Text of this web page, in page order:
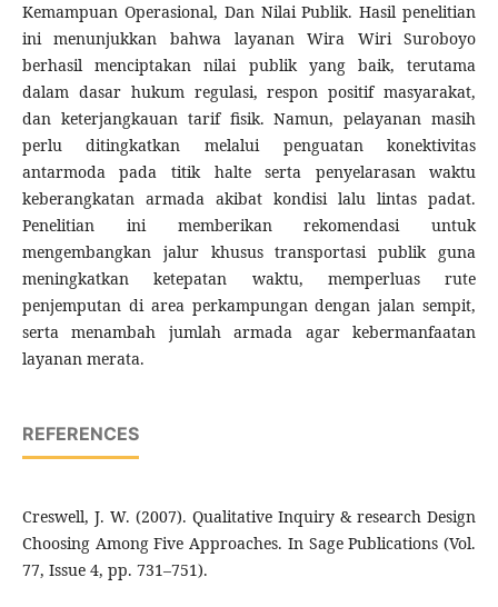
Kemampuan Operasional, Dan Nilai Publik. Hasil penelitian
ini menunjukkan bahwa layanan Wira Wiri Suroboyo
berhasil menciptakan nilai publik yang baik, terutama
dalam dasar hukum regulasi, respon positif masyarakat,
dan keterjangkauan tarif fisik. Namun, pelayanan masih
perlu ditingkatkan melalui penguatan konektivitas
antarmoda pada titik halte serta penyelarasan waktu
keberangkatan armada akibat kondisi lalu lintas padat.
Penelitian ini memberikan rekomendasi untuk
mengembangkan jalur khusus transportasi publik guna
meningkatkan ketepatan waktu, memperluas rute
penjemputan di area perkampungan dengan jalan sempit,
serta menambah jumlah armada agar kebermanfaatan
layanan merata.
REFERENCES
Creswell, J. W. (2007). Qualitative Inquiry & research Design
Choosing Among Five Approaches. In Sage Publications (Vol.
77, Issue 4, pp. 731–751).